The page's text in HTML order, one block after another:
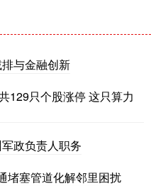
与金融创新
129只个股涨停 这只算力
政负责人职务
堵塞管道化解邻里困扰